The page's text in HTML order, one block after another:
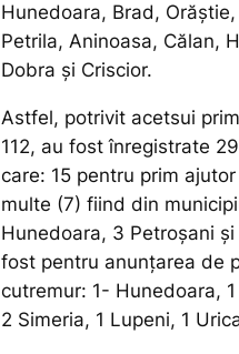
Hunedoara, Brad,
Petrila, Aninoasa, Călan,
Dobra și Criscior.
Astfel, potrivit acetsui
112, au fost înregistrate
care: 15 pentru prim
multe (7) fiind din
Hunedoara, 3 Petroșani
fost pentru anunțarea de
cutremur: 1- Hunedoara,
2 Simeria, 1 Lupeni, 1